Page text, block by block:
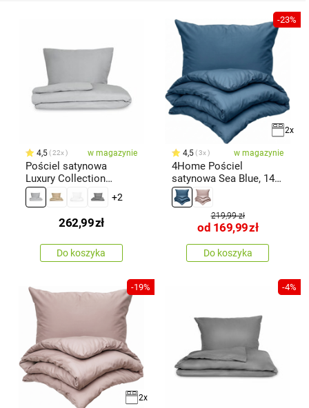
4,5 22x w magazynie
Pościel satynowa
Luxury Collection
jasnoszary, 140 x 200
cm, 70 x 90 cm
+2
262,99zł
Do koszyka
-23%
2x
4,5 3x w magazynie
4Home Pościel
satynowa Sea Blue, 140
x 220 cm, 70
219,99 zł
od 169,99zł
Do koszyka
-19%
2x
-4%